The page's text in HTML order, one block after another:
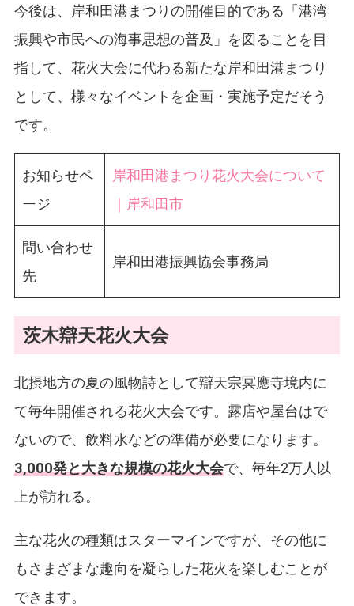
今後は、岸和田港まつりの開催目的である「港湾
振興や市民への海事思想の普及」を図ることを目
指して、花火大会に代わる新たな岸和田港まつり
として、様々なイベントを企画・実施予定だそう
です。
お知らせペ
ージ
岸和田港まつり花火大会について
｜岸和田市
問い合わせ
先
岸和田港振興協会事務局
茨木辯天花火大会
北摂地方の夏の風物詩として辯天宗冥應寺境内に
て毎年開催される花火大会です。露店や屋台はで
ないので、飲料水などの準備が必要になります。
3,000発と大きな規模の花火大会で、毎年2万人以
上が訪れる。
主な花火の種類はスターマインですが、その他に
もさまざまな趣向を凝らした花火を楽しむことが
できます。